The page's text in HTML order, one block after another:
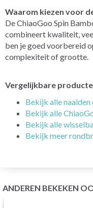
Waarom kiezen voor
De ChiaoGoo Spin
combineert kwaliteit,
ben je goed voorbereid
complexiteit of grootte.
Vergelijkbare
Bekijk alle naalden
Bekijk alle
Bekijk alle
Bekijk meer
ANDEREN BEKEKEN